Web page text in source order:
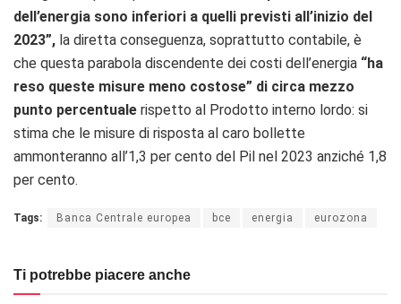
dell’energia sono inferiori a quelli previsti all’inizio del
2023”, la diretta conseguenza, soprattutto contabile, è
che questa parabola discendente dei costi dell’energia “ha
reso queste misure meno costose” di circa mezzo
punto percentuale rispetto al Prodotto interno lordo: si
stima che le misure di risposta al caro bollette
ammonteranno all’1,3 per cento del Pil nel 2023 anziché 1,8
per cento.
Tags: Banca Centrale europea bce energia eurozona
Ti potrebbe piacere anche